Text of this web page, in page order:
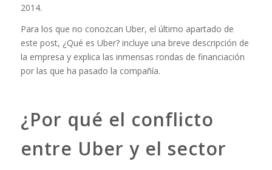
2014.
Para los que no conozcan Uber, el último apartado de
este post, ¿Qué es Uber? incluye una breve descripción de
la empresa y explica las inmensas rondas de financiación
por las que ha pasado la compañía.
¿Por qué el conflicto
entre Uber y el sector